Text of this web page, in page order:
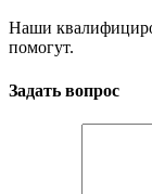
Наши
помогут.
Задать вопрос